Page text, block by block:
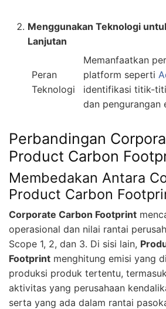
Menggunakan Teknologi
Lanjutan
Peran
Teknologi
Memanfaatkan
platform seperti
identifikasi titik-
dan pengurangan
Perbandingan
Product Carbon
Membedakan Antara
Product Carbon
Corporate Carbon Footprint
operasional dan nilai rantai
Scope 1, 2, dan 3. Di sisi lain,
Footprint menghitung emisi yang
produksi produk tertentu,
aktivitas yang perusahaan
serta yang ada dalam rantai